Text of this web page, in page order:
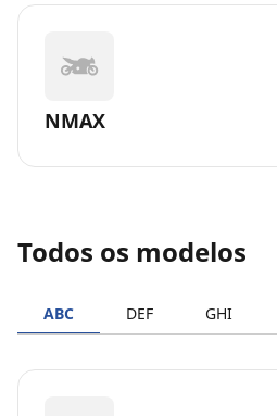
NMAX
Todos os modelos
ABC DEF GHI